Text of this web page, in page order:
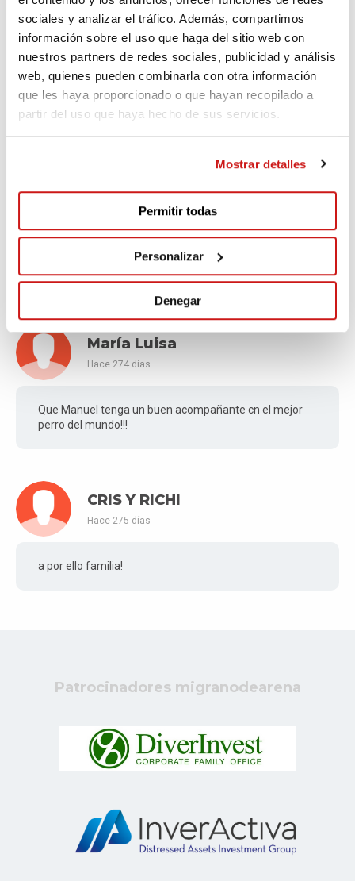
sociales y analizar el tráfico. Además, compartimos
información sobre el uso que haga del sitio web con
nuestros partners de redes sociales, publicidad y análisis
web, quienes pueden combinarla con otra información
que les haya proporcionado o que hayan recopilado a
partir del uso que haya hecho de sus servicios.
Mostrar detalles
Permitir todas
Personalizar
Denegar
Comentarios (5)
María Concepción
Hace 150 días
Ismael
María Luisa
Hace 274 días
Que Manuel tenga un buen acompañante cn el mejor
perro del mundo!!!
CRIS Y RICHI
Hace 275 días
a por ello familia!
Patrocinadores migranodearena